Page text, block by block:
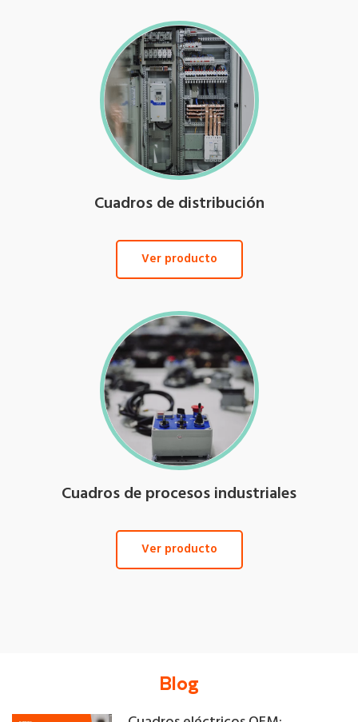
Cuadros de distribución
Ver producto
Cuadros de procesos industriales
Ver producto
Blog